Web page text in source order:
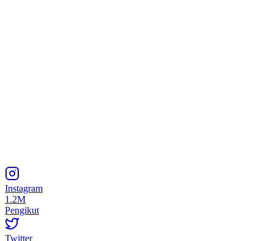
Instagram
1.2M
Pengikut
Twitter